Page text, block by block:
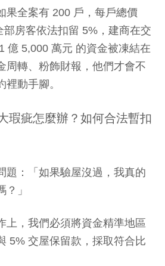
果全案有 200 戶，每戶總價
部房客依法扣留 5%，建商在交
億 5,000 萬元 的資金被凍結在
周轉、粉飾財報，他們才會不
動手腳。
瑕疵怎麼辦？如何合法暫扣
題：「如果驗屋沒過，我真的
」
上，我們必須將資金精準地區
5% 交屋保留款，採取符合比